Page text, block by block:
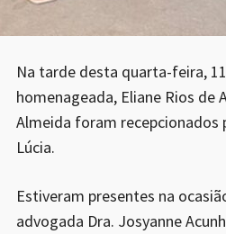
Na tarde desta quarta-feira,
homenageada, Eliane Rios de
Almeida foram recepcionados
Lúcia.
Estiveram presentes na
advogada Dra. Josyanne